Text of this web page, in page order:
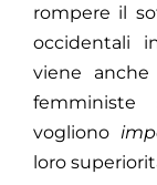
rompere il
occidentali
viene
femministe
vogliono
loro